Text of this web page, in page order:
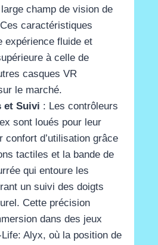
champ de vision de
caractéristiques
expérience fluide et
à celle de
casques VR
le marché​​.
et Suivi : Les contrôleurs
sont loués pour leur
confort d’utilisation grâce
tactiles et la bande de
qui entoure les
un suivi des doigts
Cette précision
dans des jeux
Alyx, où la position de